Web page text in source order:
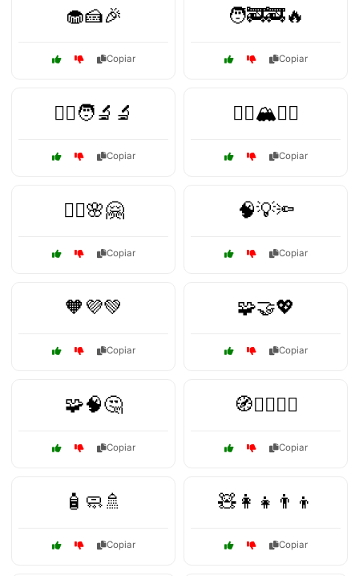
🧁🍰🎉
Copiar
🧑‍🚒🚒🔥
Copiar
🧑‍⚕️🧑‍🔬🔬
Copiar
🧗‍♂️🏔️🧗‍♀️
Copiar
🧘‍♀️🌸🤗
Copiar
🧠💡🔦
Copiar
🧡💜💚
Copiar
🧩🤝💖
Copiar
🧩🧠🤔
Copiar
🧭🚶‍♂️🚶‍♀️
Copiar
🧴🧼🚿
Copiar
🧸👩‍👧👨‍👦
Copiar